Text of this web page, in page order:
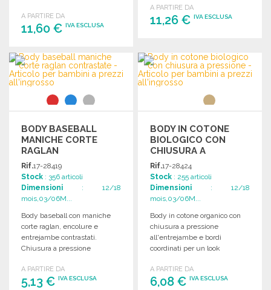
A PARTIRE DA
11,60 € IVA ESCLUSA
ORDINARE
Richiedi un preventivo
A PARTIRE DA
11,26 €IVA ESCLUSA
Richiedi un preventivo
BODY BASEBALL
MANICHE CORTE
RAGLAN
CONTRASTATE
Rif.17-28419
Stock : 356 articoli
Dimensioni : 12/18
mois,03/06M...
Body baseball con maniche
corte raglan, encolure e
entrejambe contrastati.
Chiusura a pressione
comfort quotidiano.
A PARTIRE DA
5,13 € IVA ESCLUSA
BODY IN COTONE
BIOLOGICO CON
CHIUSURA A
PRESSIONE A PREZZI
ALL'INGROSSO
Rif.17-28424
Stock : 255 articoli
Dimensioni : 12/18
mois,03/06M...
Body in cotone organico con
chiusura a pressione
all'entrejambe e bordi
coordinati per un look
A PARTIRE DA
6,08 €IVA ESCLUSA